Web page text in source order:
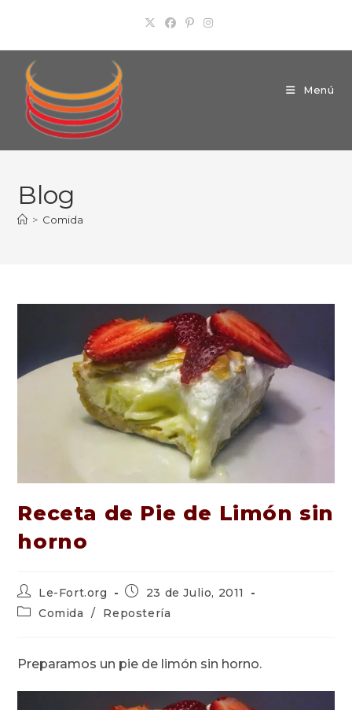
contenido
Menú
Blog
> Comida
Receta de Pie de Limón sin
horno
Autor
de
la
Le-Fort.org
Publicación
la
23 de Julio, 2011
Categoría
entrada:
Comida / Repostería
Preparamos un pie de limón sin horno.